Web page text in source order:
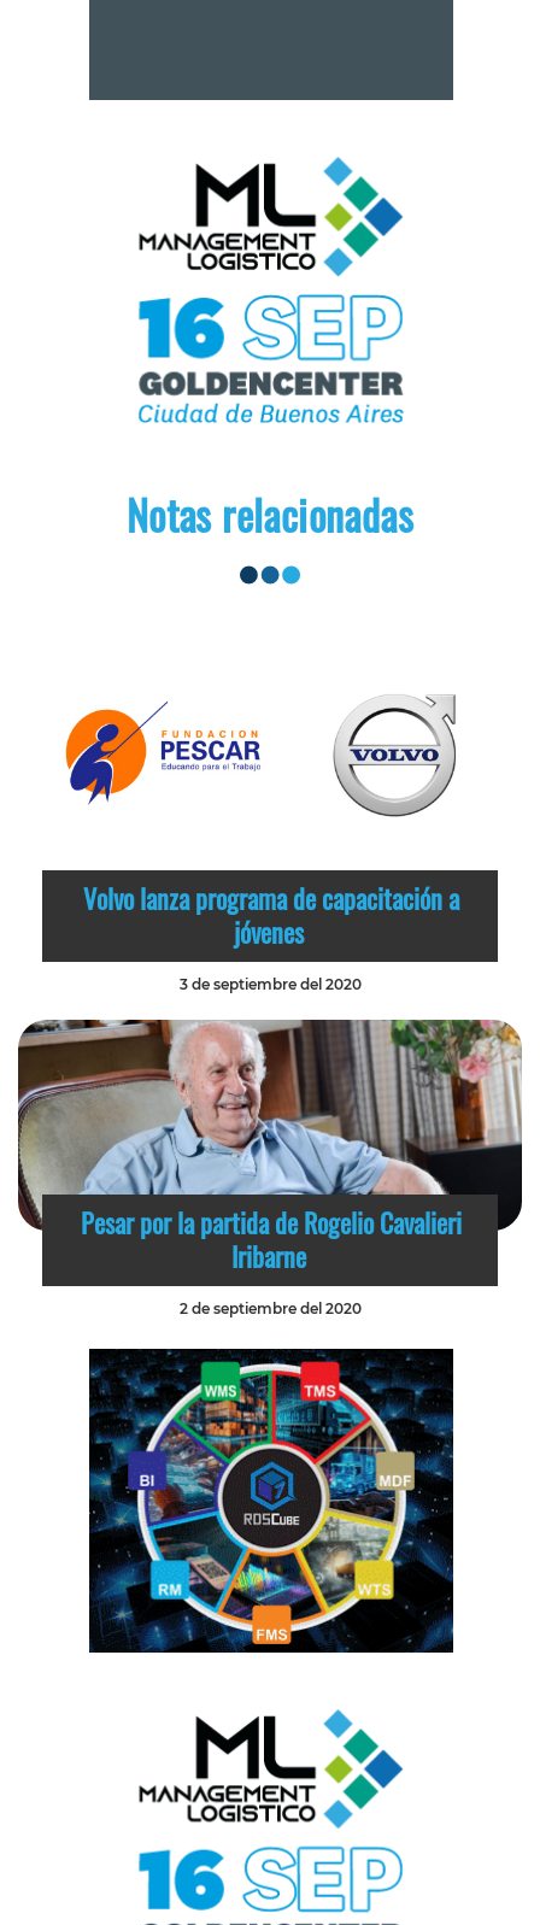
Notas relacionadas
Volvo lanza programa de capacitación a
jóvenes
3 de septiembre del 2020
Pesar por la partida de Rogelio Cavalieri
Iribarne
2 de septiembre del 2020